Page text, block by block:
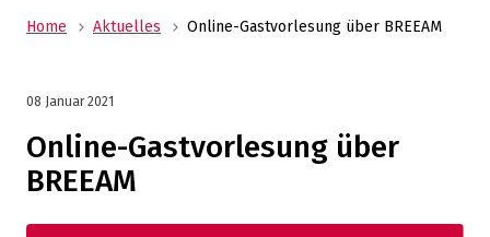
Home Aktuelles Online-Gastvorlesung über BREEAM
Online-Gastvorlesung über
BREEAM
08 Januar 2021